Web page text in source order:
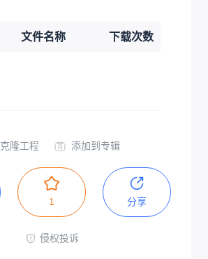
文件名称 下载次数
克隆工程 添加到专辑
1 分享
侵权投诉